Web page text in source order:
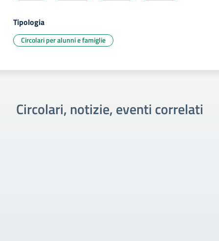
Tipologia
Circolari per alunni e famiglie
Circolari, notizie, eventi correlati